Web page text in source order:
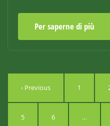
Per saperne di più
‹ Previous 1
5 6 …